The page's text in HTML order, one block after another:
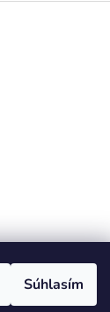
Súhlasím